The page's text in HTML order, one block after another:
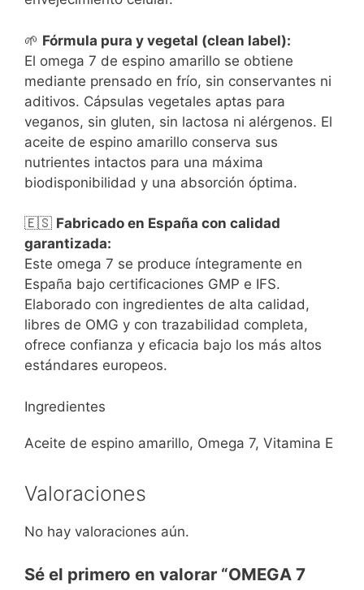
🌱 Fórmula pura y vegetal (clean label):
El omega 7 de espino amarillo se obtiene
mediante prensado en frío, sin conservantes ni
aditivos. Cápsulas vegetales aptas para
veganos, sin gluten, sin lactosa ni alérgenos. El
aceite de espino amarillo conserva sus
nutrientes intactos para una máxima
biodisponibilidad y una absorción óptima.
🇪🇸 Fabricado en España con calidad
garantizada:
Este omega 7 se produce íntegramente en
España bajo certificaciones GMP e IFS.
Elaborado con ingredientes de alta calidad,
libres de OMG y con trazabilidad completa,
ofrece confianza y eficacia bajo los más altos
estándares europeos.
Ingredientes
Aceite de espino amarillo, Omega 7, Vitamina E
Valoraciones
No hay valoraciones aún.
Sé el primero en valorar “OMEGA 7